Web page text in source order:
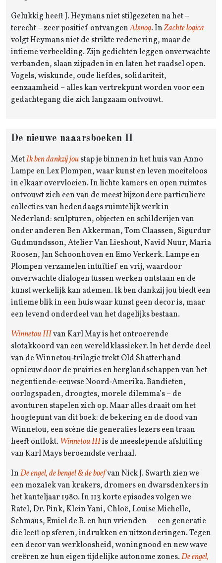
Gelukkig heeft J. Heymans niet stilgezeten na het –
terecht – zeer positief ontvangenAlsnog. InZachte logica
volgt Heymans niet de strikte redenering, maar de
intieme verbeelding. Zijn gedichten leggen onverwachte
verbanden, slaan zijpaden in en laten het raadsel open.
Vogels, wiskunde, oude liefdes, solidariteit,
eenzaamheid – alles kan vertrekpunt worden voor een
gedachtegang die zich langzaam ontvouwt.
De nieuwe naaarsboeken II
MetIk ben dankzij joustap je binnen in het huis van Anno
Lampe en Lex Plompen, waar kunst en leven moeiteloos
in elkaar overvloeien. In lichte kamers en open ruimtes
ontvouwt zich een van de meest bijzondere particuliere
collecties van hedendaags ruimtelijk werk in
Nederland: sculpturen, objecten en schilderijen van
onder anderen Ben Akkerman, Tom Claassen, Sigurdur
Gudmundsson, Atelier Van Lieshout, Navid Nuur, Maria
Roosen, Jan Schoonhoven en Emo Verkerk. Lampe en
Plompen verzamelen intuïtief en vrij, waardoor
onverwachte dialogen tussen werken ontstaan en de
kunst werkelijk kan ademen. Ik ben dankzij jou biedt een
intieme blik in een huis waar kunst geen decor is, maar
een levend onderdeel van het dagelijks bestaan.
Winnetou IIIvan Karl May is het ontroerende
slotakkoord van een wereldklassieker. In het derde deel
van de Winnetou‑trilogie trekt Old Shatterhand
opnieuw door de prairies en berglandschappen van het
negentiende‑eeuwse Noord‑Amerika. Bandieten,
oorlogspaden, droogtes, morele dilemma’s – de
avonturen stapelen zich op. Maar alles draait om het
hoogtepunt van dit boek: de bekering en de dood van
Winnetou, een scène die generaties lezers een traan
heeft ontlokt. Winnetou IIIis de meeslepende afsluiting
van Karl Mays beroemdste verhaal.
InDe engel, de bengel & de boefvan Nick J. Swarth zien we
een mozaïek van krakers, dromers en dwarsdenkers in
het kanteljaar 1980. In 113 korte episodes volgen we
Ratel, Dr. Pink, Klein Yani, Chloë, Louise Michelle,
Schmaus, Emiel de B. en hun vrienden — een generatie
die leeft op sferen, indrukken en uitzonderingen. Tegen
een decor van werkloosheid, woningnood en new wave
creëren ze hun eigen tijdelijke autonome zones.De engel,